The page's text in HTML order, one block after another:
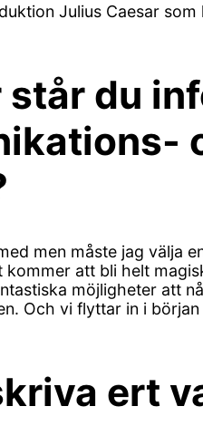
Julius Caesar
du
men måste jag välja
kommer att bli helt
möjligheter att
Och vi flyttar in i
ert